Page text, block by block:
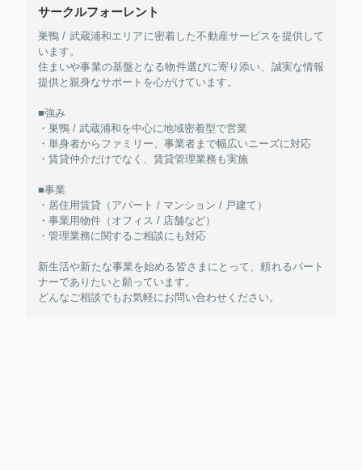
サークルフォーレント
巣鴨 / 武蔵浦和エリアに密着した不動産サービスを提供して
います。
住まいや事業の基盤となる物件選びに寄り添い、誠実な情報
提供と親身なサポートを心がけています。
■強み
・巣鴨 / 武蔵浦和を中心に地域密着型で営業
・単身者からファミリー、事業者まで幅広いニーズに対応
・賃貸仲介だけでなく、賃貸管理業務も実施
■事業
・居住用賃貸（アパート / マンション / 戸建て）
・事業用物件（オフィス / 店舗など）
・管理業務に関するご相談にも対応
新生活や新たな事業を始める皆さまにとって、頼れるパート
ナーでありたいと願っています。
どんなご相談でもお気軽にお問い合わせください。